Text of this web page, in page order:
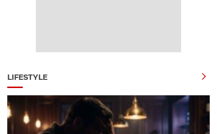
LIFESTYLE